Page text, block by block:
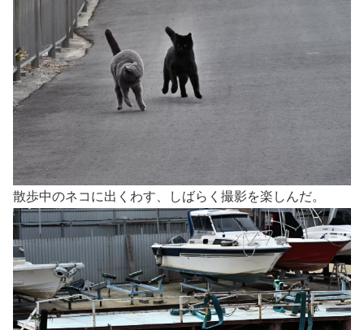
散歩中のネコに出くわす、しばらく撮影を楽しんだ。